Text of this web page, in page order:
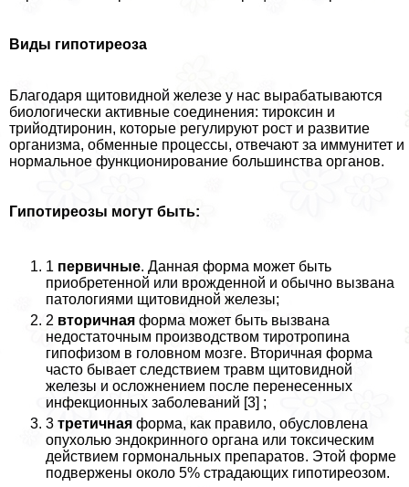
Виды гипотиреоза
Благодаря щитовидной железе у нас выpaбатываются
биологически активные соединения: тироксин и
трийодтиронин, которые регулируют рост и развитие
организма, обменные процессы, отвечают за иммунитет и
нормальное функционирование большинства органов.
Гипотиреозы могут быть:
1 первичные. Данная форма может быть
приобретенной или врожденной и обычно вызвана
патологиями щитовидной железы;
2 вторичная форма может быть вызвана
недостаточным производством тиротропина
гипофизом в головном мозге. Вторичная форма
часто бывает следствием травм щитовидной
железы и осложнением после перенесенных
инфекционных заболеваний [3] ;
3 третичная форма, как правило, обусловлена
опухолью эндокринного органа или токсическим
действием гормональных препаратов. Этой форме
подвержены около 5% страдающих гипотиреозом.